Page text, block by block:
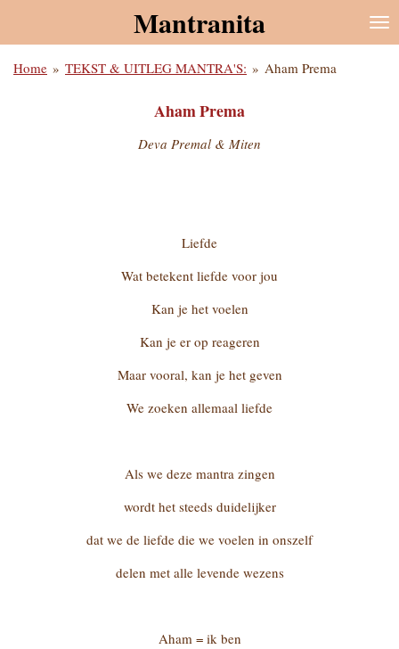
de
Mantranita
Home » TEKST & UITLEG MANTRA'S: » Aham Prema
Aham Prema
Deva Premal & Miten
Liefde
Wat betekent liefde voor jou
Kan je het voelen
Kan je er op reageren
Maar vooral, kan je het geven
We zoeken allemaal liefde
Als we deze mantra zingen
wordt het steeds duidelijker
dat we de liefde die we voelen in onszelf
delen met alle levende wezens
Aham = ik ben